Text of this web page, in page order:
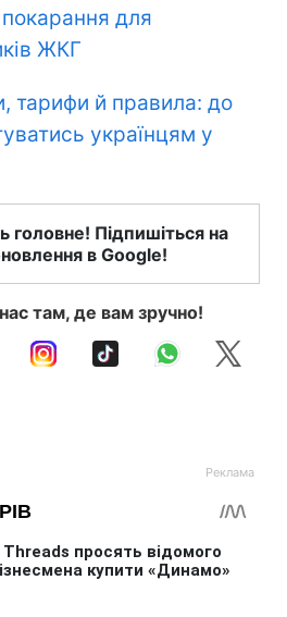
для
ЖКГ
тарифи й правила: до
українцям у
головне! Підпишіться на
в Google!
там, де вам зручно!